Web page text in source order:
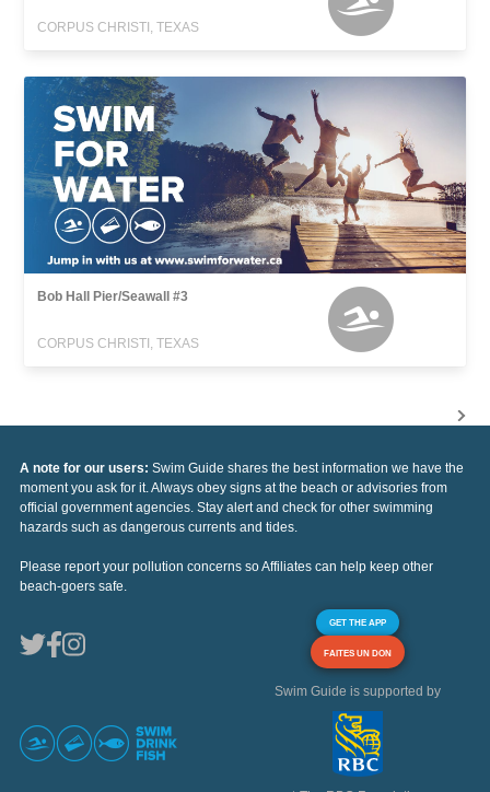
CORPUS CHRISTI, TEXAS
Bob Hall Pier/Seawall #3
CORPUS CHRISTI, TEXAS
A note for our users: Swim Guide shares the best information we have the
moment you ask for it. Always obey signs at the beach or advisories from
official government agencies. Stay alert and check for other swimming
hazards such as dangerous currents and tides.
Please report your pollution concerns so Affiliates can help keep other
beach-goers safe.
GET THE APP
FAITES UN DON
Swim Guide is supported by